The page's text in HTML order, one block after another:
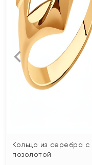
Кольцо из серебра с
позолотой